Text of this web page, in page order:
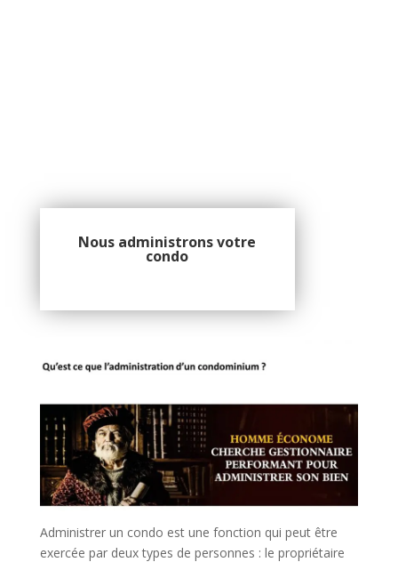
Nous administrons votre
condo
Administrer un condo est une fonction qui peut être
exercée par deux types de personnes : le propriétaire